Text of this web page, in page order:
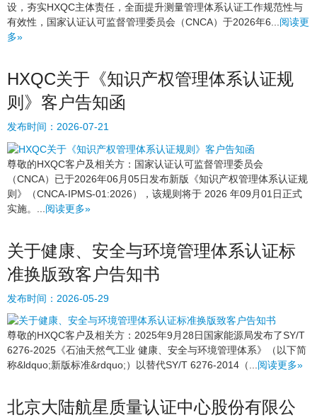
设，夯实HXQC主体责任，全面提升测量管理体系认证工作规范性与
有效性，国家认证认可监督管理委员会（CNCA）于2026年6... 阅读更
多»
HXQC关于《知识产权管理体系认证规
则》客户告知函
发布时间： 2026-07-21
尊敬的HXQC客户及相关方：国家认证认可监督管理委员会
（CNCA）已于2026年06月05日发布新版《知识产权管理体系认证规
则》（CNCA-IPMS-01:2026），该规则将于 2026 年09月01日正式
实施。... 阅读更多»
关于健康、安全与环境管理体系认证标
准换版致客户告知书
发布时间： 2026-05-29
尊敬的HXQC客户及相关方：2025年9月28日国家能源局发布了SY/T
6276-2025《石油天然气工业 健康、安全与环境管理体系》（以下简
称&ldquo;新版标准&rdquo;）以替代SY/T 6276-2014（...阅读更多»
北京大陆航星质量认证中心股份有限公